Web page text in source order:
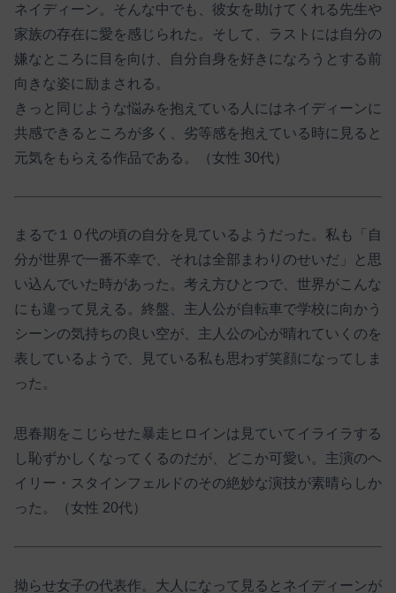
ネイディーン。そんな中でも、彼女を助けてくれる先生や
家族の存在に愛を感じられた。そして、ラストには自分の
嫌なところに目を向け、自分自身を好きになろうとする前
向きな姿に励まされる。
きっと同じような悩みを抱えている人にはネイディーンに
共感できるところが多く、劣等感を抱えている時に見ると
元気をもらえる作品である。（女性 30代）
まるで１０代の頃の自分を見ているようだった。私も「自
分が世界で一番不幸で、それは全部まわりのせいだ」と思
い込んでいた時があった。考え方ひとつで、世界がこんな
にも違って見える。終盤、主人公が自転車で学校に向かう
シーンの気持ちの良い空が、主人公の心が晴れていくのを
表しているようで、見ている私も思わず笑顔になってしま
った。
思春期をこじらせた暴走ヒロインは見ていてイライラする
し恥ずかしくなってくるのだが、どこか可愛い。主演のヘ
イリー・スタインフェルドのその絶妙な演技が素晴らしか
った。（女性 20代）
拗らせ女子の代表作。大人になって見るとネイディーンが